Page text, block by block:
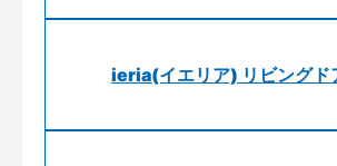
ieria(イエリア) リビングド